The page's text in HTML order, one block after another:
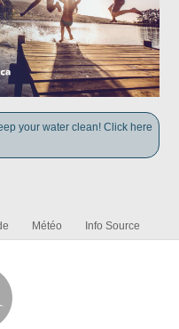
your water clean! Click here
Météo Info Source